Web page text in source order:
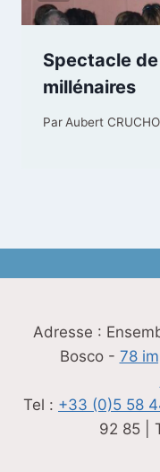
Spectacle
millénaires
Par Aubert
Adresse :
Bosco - 78
Tel : +33 (0)5 58
92 85 |